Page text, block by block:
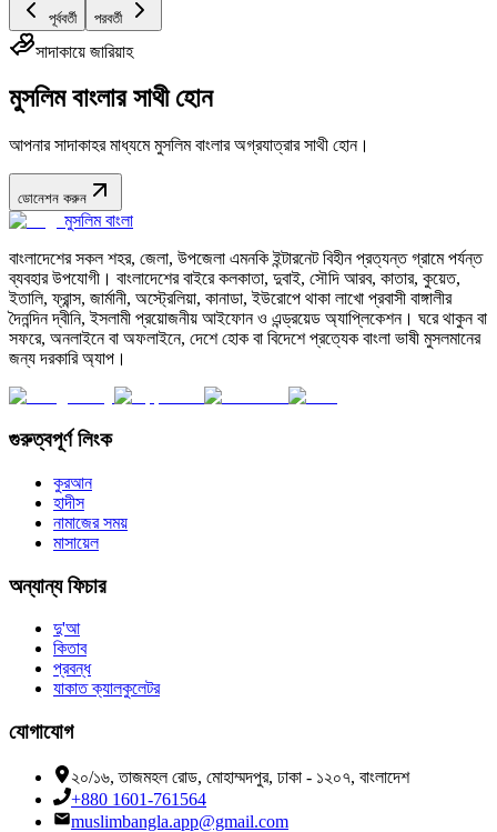
পূর্ববর্তী পরবর্তী
সাদাকায়ে জারিয়াহ
মুসলিম বাংলার সাথী হোন
আপনার সাদাকাহর মাধ্যমে মুসলিম বাংলার অগ্রযাত্রার সাথী হোন।
ডোনেশন করুন
মুসলিম বাংলা
বাংলাদেশের সকল শহর, জেলা, উপজেলা এমনকি ইন্টারনেট বিহীন প্রত্যন্ত গ্রামে পর্যন্ত
ব্যবহার উপযোগী। বাংলাদেশের বাইরে কলকাতা, দুবাই, সৌদি আরব, কাতার, কুয়েত,
ইতালি, ফ্রান্স, জার্মানী, অস্ট্রেলিয়া, কানাডা, ইউরোপে থাকা লাখো প্রবাসী বাঙ্গালীর
দৈনন্দিন দ্বীনি, ইসলামী প্রয়োজনীয় আইফোন ও এন্ড্রয়েড অ্যাপ্লিকেশন। ঘরে থাকুন বা
সফরে, অনলাইনে বা অফলাইনে, দেশে হোক বা বিদেশে প্রত্যেক বাংলা ভাষী মুসলমানের
জন্য দরকারি অ্যাপ।
গুরুত্বপূর্ণ লিংক
কুরআন
হাদীস
নামাজের সময়
মাসায়েল
অন্যান্য ফিচার
দু'আ
কিতাব
প্রবন্ধ
যাকাত ক্যালকুলেটর
যোগাযোগ
২০/১৬, তাজমহল রোড, মোহাম্মদপুর, ঢাকা - ১২০৭, বাংলাদেশ
+880 1601-761564
muslimbangla.app@gmail.com